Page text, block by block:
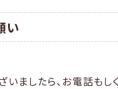
い
ましたら、お電話もし